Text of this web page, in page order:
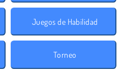
Juegos de Habilidad
Torneo